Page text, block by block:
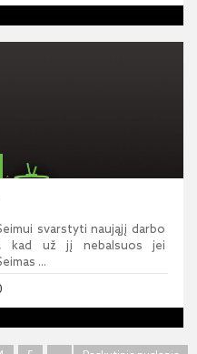
svarstyti naująjį darbo
kad už jį nebalsuos jei
...